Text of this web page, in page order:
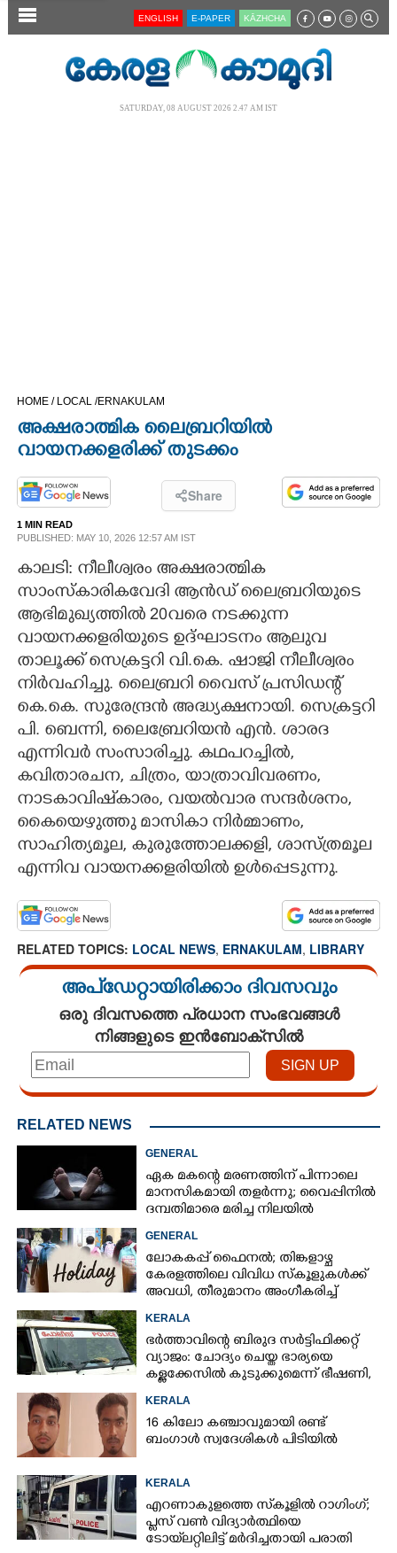
SECTIONS
LIFESTYLE
SPIRITUAL
INFO+
ART
ASTRO
CARTOONS
LITERATURE
ZOOM
ENGLISH E-PAPER KĀZHCHA
SATURDAY, 08 AUGUST 2026 2.47 AM IST
HOME / LOCAL /ERNAKULAM
അക്ഷരാത്മിക ലൈബ്രറിയിൽ
വായനക്കളരിക്ക് തുടക്കം
Share
1 MIN READ
PUBLISHED: MAY 10, 2026 12:57 AM IST
കാലടി: നീലീശ്വരം അക്ഷരാത്മിക
സാംസ്കാരികവേദി ആൻഡ് ലൈബ്രറിയുടെ
ആഭിമുഖ്യത്തിൽ 20വരെ നടക്കുന്ന
വായനക്കളരിയുടെ ഉദ്ഘാടനം ആലുവ
താലൂക്ക് സെക്രട്ടറി വി.കെ. ഷാജി നീലീശ്വരം
നിർവഹിച്ചു. ലൈബ്രറി വൈസ് പ്രസിഡന്റ്
കെ.കെ. സുരേന്ദ്രൻ അദ്ധ്യക്ഷനായി. സെക്രട്ടറി
പി. ബെന്നി, ലൈബ്രേറിയൻ എൻ. ശാരദ
എന്നിവർ സംസാരിച്ചു. കഥപറച്ചിൽ,
കവിതാരചന, ചിത്രം, യാത്രാവിവരണം,
നാടകാവിഷ്‌കാരം, വയൽവാര സന്ദർശനം,
കൈയെഴുത്തു മാസികാ നിർമ്മാണം,
സാഹിത്യമൂല, കുരുത്തോലക്കളി, ശാസ്ത്രമൂല
എന്നിവ വായനക്കളരിയിൽ ഉൾപ്പെടുന്നു.
RELATED TOPICS: LOCAL NEWS, ERNAKULAM, LIBRARY
അപ്ഡേറ്റായിരിക്കാം ദിവസവും
ഒരു ദിവസത്തെ പ്രധാന സംഭവങ്ങൾ
നിങ്ങളുടെ ഇൻബോക്സിൽ
RELATED NEWS
GENERAL
ഏക മകന്റെ മരണത്തിന് പിന്നാലെ
മാനസികമായി തളർന്നു; വൈപ്പിനിൽ
ദമ്പതിമാരെ മരിച്ച നിലയിൽ
കണ്ടെത്തി
GENERAL
ലോകകപ്പ് ഫെെനൽ; തിങ്കളാഴ്ച
കേരളത്തിലെ വിവിധ സ്കൂളുകൾക്ക്
അവധി, തീരുമാനം അംഗീകരിച്ച്
രക്ഷിതാക്കൾ
KERALA
ഭർത്താവിന്റെ ബിരുദ സർട്ടിഫിക്കറ്റ്
വ്യാജം: ചോദ്യം ചെയ്ത ഭാര്യയെ
കള്ളക്കേസിൽ കുടുക്കുമെന്ന് ഭീഷണി,
കേസെടുത്തു
KERALA
16 കിലോ കഞ്ചാവുമായി രണ്ട്
ബംഗാൾ സ്വദേശികൾ പിടിയിൽ
KERALA
എറണാകുളത്തെ സ്‌കൂളിൽ റാഗിംഗ്;
പ്ലസ് വൺ വിദ്യാർത്ഥിയെ
ടോയ്‌ലറ്റിലിട്ട് മർദിച്ചതായി പരാതി